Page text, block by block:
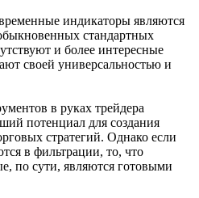
индикаторы являются
стандартных
и более интересные
своей универсальностью и
в руках трейдера
потенциал для создания
стратегий. Однако если
в фильтрации, то, что
по сути, являются готовыми